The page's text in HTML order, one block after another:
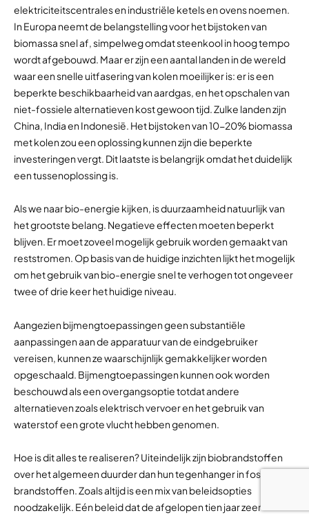
elektriciteitscentrales en industriële ketels en ovens noemen.
In Europa neemt de belangstelling voor het bijstoken van
biomassa snel af, simpelweg omdat steenkool in hoog tempo
wordt afgebouwd. Maar er zijn een aantal landen in de wereld
waar een snelle uitfasering van kolen moeilijker is: er is een
beperkte beschikbaarheid van aardgas, en het opschalen van
niet-fossiele alternatieven kost gewoon tijd. Zulke landen zijn
China, India en Indonesië. Het bijstoken van 10-20% biomassa
met kolen zou een oplossing kunnen zijn die beperkte
investeringen vergt. Dit laatste is belangrijk omdat het duidelijk
een tussenoplossing is.
Als we naar bio-energie kijken, is duurzaamheid natuurlijk van
het grootste belang. Negatieve effecten moeten beperkt
blijven. Er moet zoveel mogelijk gebruik worden gemaakt van
reststromen. Op basis van de huidige inzichten lijkt het mogelijk
om het gebruik van bio-energie snel te verhogen tot ongeveer
twee of drie keer het huidige niveau.
Aangezien bijmengtoepassingen geen substantiële
aanpassingen aan de apparatuur van de eindgebruiker
vereisen, kunnen ze waarschijnlijk gemakkelijker worden
opgeschaald. Bijmengtoepassingen kunnen ook worden
beschouwd als een overgangsoptie totdat andere
alternatieven zoals elektrisch vervoer en het gebruik van
waterstof een grote vlucht hebben genomen.
Hoe is dit alles te realiseren? Uiteindelijk zijn biobrandstoffen
over het algemeen duurder dan hun tegenhanger in fossiele
brandstoffen. Zoals altijd is een mix van beleidsopties
noodzakelijk. Eén beleid dat de afgelopen tien jaar zeer